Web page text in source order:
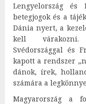
Lengyelország és
betegjogok és a
Dánia nyert, a
kell várakozni.
Svédországgal és
kapott a rendszer
dánok, írek,
számára a
Magyarország a